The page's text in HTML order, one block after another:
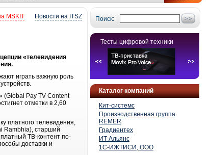
Поиск:
Тесты цифровой техники
Каталог компаний
Кит-системс
Производственная группа
REMER
Градиентех
ИТ Альянс
1С-ИЖТИСИ, ООО
Новости на ITSZ
MSKIT
«телевидения
играть важную роль
(Global Pay TV Content
отметки в 2,60
платного телевидения,
Rambhia), старший
ТВ-контент по-
доставки и